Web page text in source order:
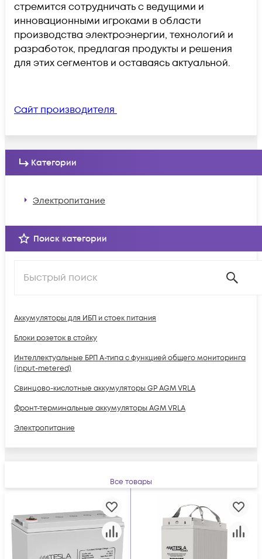
стремится сотрудничать с ведущими и
инновационными игроками в области
производства электроэнергии, технологий и
разработок, предлагая продукты и решения
для этих сегментов и оставаясь актуальной.
Сайт производителя
Категории
Электропитание
Поиск категории
Аккумуляторы для ИБП и стоек питания
Блоки розеток в стойку
Интеллектуальные БРП А-типа с функцией общего мониторинга
(input-metered)
Свинцово-кислотные аккумуляторы GP AGM VRLA
Фронт-терминальные аккумуляторы AGM VRLA
Электропитание
Все товары